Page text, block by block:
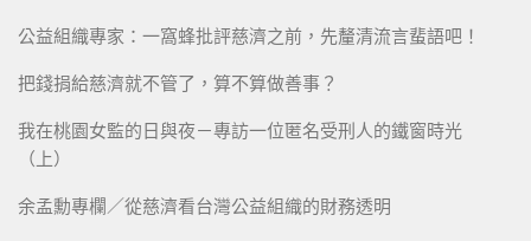
公益組織專家：一窩蜂批評慈濟之前，先釐清流言蜚語吧！
把錢捐給慈濟就不管了，算不算做善事？
我在桃園女監的日與夜－專訪一位匿名受刑人的鐵窗時光
（上）
余孟勳專欄／從慈濟看台灣公益組織的財務透明